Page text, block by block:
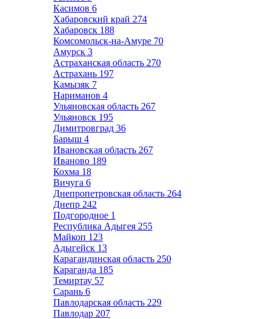
Касимов 6
Хабаровский край 274
Хабаровск 188
Комсомольск-на-Амуре 70
Амурск 3
Астраханская область 270
Астрахань 197
Камызяк 7
Нариманов 4
Ульяновская область 267
Ульяновск 195
Димитровград 36
Барыш 4
Ивановская область 267
Иваново 189
Кохма 18
Вичуга 6
Днепропетровская область 264
Днепр 242
Подгородное 1
Республика Адыгея 255
Майкоп 123
Адыгейск 13
Карагандинская область 250
Караганда 185
Темиртау 57
Сарань 6
Павлодарская область 229
Павлодар 207